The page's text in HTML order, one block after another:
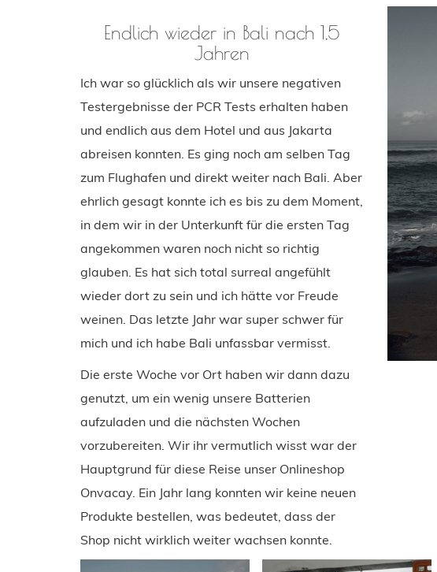
Endlich wieder in Bali nach 1,5
Jahren
Ich war so glücklich als wir unsere negativen
Testergebnisse der PCR Tests erhalten haben
und endlich aus dem Hotel und aus Jakarta
abreisen konnten. Es ging noch am selben Tag
zum Flughafen und direkt weiter nach Bali. Aber
ehrlich gesagt konnte ich es bis zu dem Moment,
in dem wir in der Unterkunft für die ersten Tag
angekommen waren noch nicht so richtig
glauben. Es hat sich total surreal angefühlt
wieder dort zu sein und ich hätte vor Freude
weinen. Das letzte Jahr war super schwer für
mich und ich habe Bali unfassbar vermisst.
Die erste Woche vor Ort haben wir dann dazu
genutzt, um ein wenig unsere Batterien
aufzuladen und die nächsten Wochen
vorzubereiten. Wir ihr vermutlich wisst war der
Hauptgrund für diese Reise unser Onlineshop
Onvacay. Ein Jahr lang konnten wir keine neuen
Produkte bestellen, was bedeutet, dass der
Shop nicht wirklich weiter wachsen konnte.